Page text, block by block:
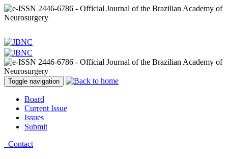
Toggle navigation
Board
Current Issue
Issues
Submit
Contact